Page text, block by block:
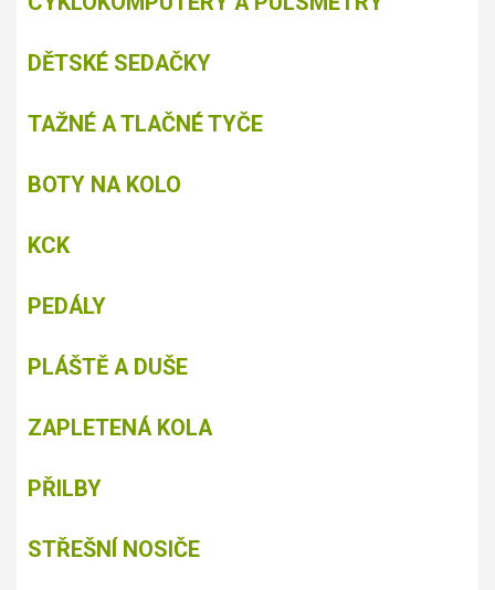
DĚTSKÉ SEDAČKY
TAŽNÉ A TLAČNÉ TYČE
BOTY NA KOLO
KCK
PEDÁLY
PLÁŠTĚ A DUŠE
ZAPLETENÁ KOLA
PŘILBY
STŘEŠNÍ NOSIČE